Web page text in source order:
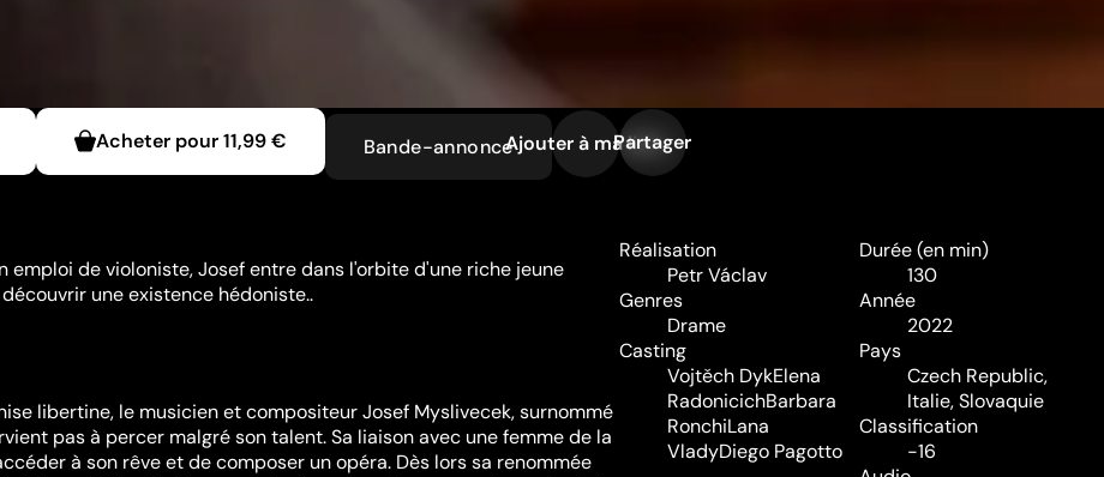
Acheter pour 11,99 € Bande-annonceAjouter à ma liste
Partager
emploi de violoniste, Josef entre dans l'orbite d'une riche jeune
une existence hédoniste..
libertine, le musicien et compositeur Josef Myslivecek, surnommé
pas à percer malgré son talent. Sa liaison avec une femme de la
à son rêve et de composer un opéra. Dès lors sa renommée
Réalisation
Petr Václav
Genres
Drame
Casting
Vojtěch DykElena
RadonicichBarbara
RonchiLana
VladyDiego Pagotto
Durée (en min)
130
Année
2022
Pays
Czech Republic,
Italie, Slovaquie
Classification
-16